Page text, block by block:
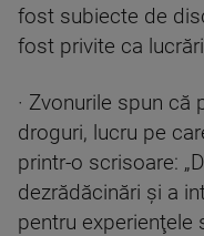
fost subiecte de
fost privite ca
· Zvonurile spun că
droguri, lucru pe
printr-o scrisoare:
dezrădăcinări şi a
pentru experienţele